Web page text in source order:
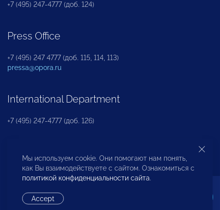
+7 (495) 247-4777 (доб. 124)
Press Office
+7 (495) 247 4777 (доб. 115, 114, 113)
pressa@opora.ru
International Department
+7 (495) 247-4777 (доб. 126)
Business and Investment Rights Protection
Department
Мы используем cookie. Они помогают нам понять,
как Вы взаимодействуете с сайтом. Ознакомиться с
политикой конфиденциальности сайта.
Accept